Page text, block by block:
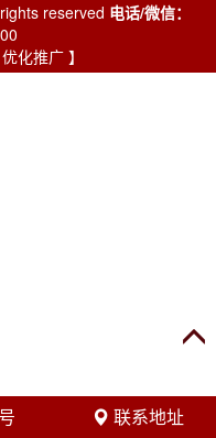
reserved 电话/微信：
优化推广 】
联系地址